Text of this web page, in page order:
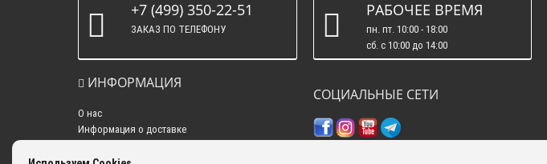
+7 (499) 350-22-51
ЗАКАЗ ПО ТЕЛЕФОНУ
РАБОЧЕЕ ВРЕМЯ
пн. пт. 10:00 - 18:00
сб. c 10:00 до 14:00
вс. : выходные.
ИНФОРМАЦИЯ
О нас
Информация о доставке
Контакты
СОЦИАЛЬНЫЕ СЕТИ